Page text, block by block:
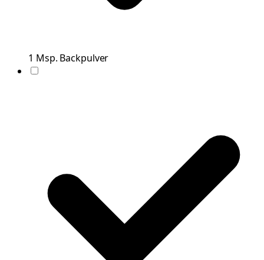
1 Msp. Backpulver